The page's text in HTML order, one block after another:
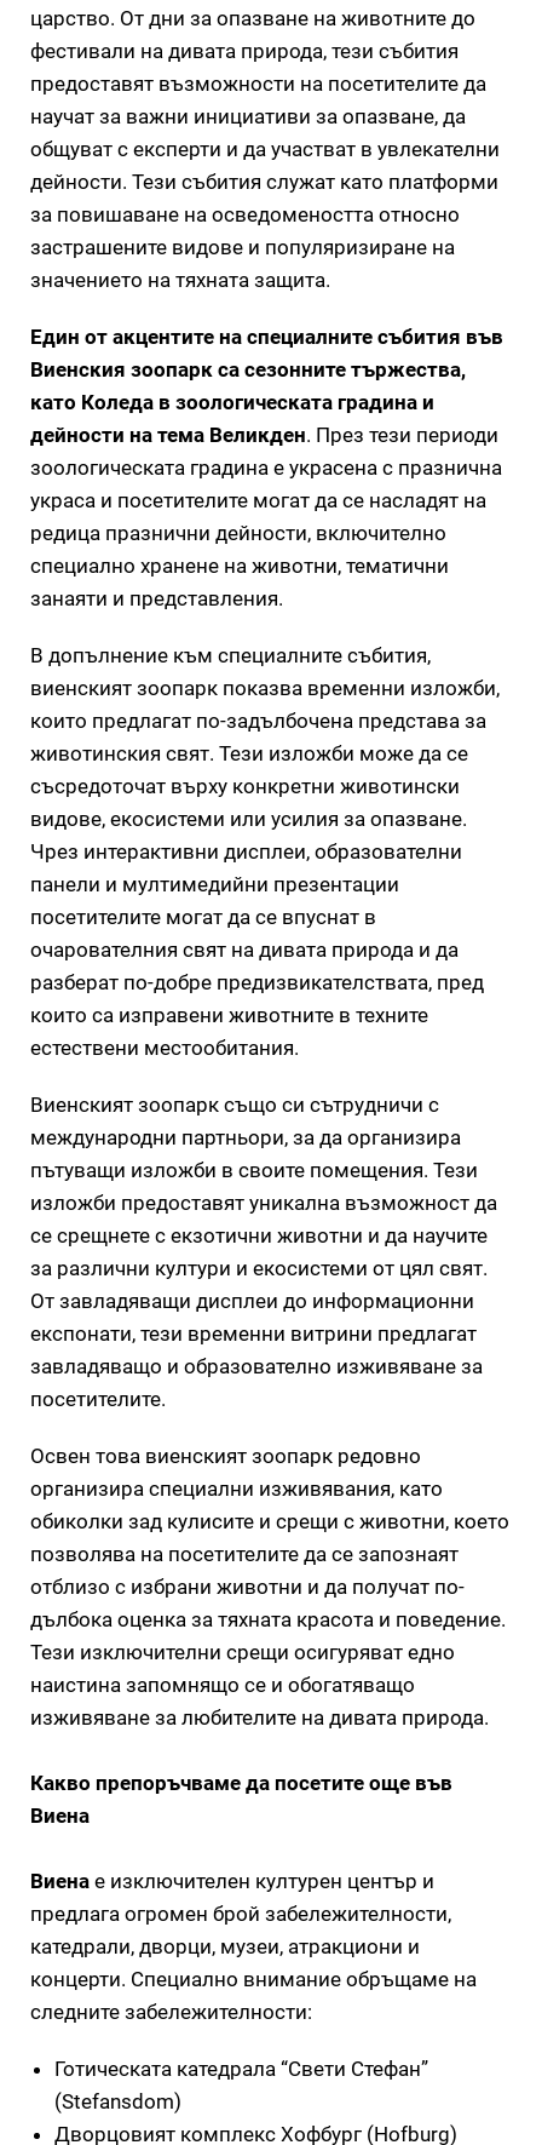
царство. От дни за опазване на животните до
фестивали на дивата природа, тези събития
предоставят възможности на посетителите да
научат за важни инициативи за опазване, да
общуват с експерти и да участват в увлекателни
дейности. Тези събития служат като платформи
за повишаване на осведомеността относно
застрашените видове и популяризиране на
значението на тяхната защита.
Един от акцентите на специалните събития във
Виенския зоопарк са сезонните тържества,
като Коледа в зоологическата градина и
дейности на тема Великден. През тези периоди
зоологическата градина е украсена с празнична
украса и посетителите могат да се насладят на
редица празнични дейности, включително
специално хранене на животни, тематични
занаяти и представления.
В допълнение към специалните събития,
виенският зоопарк показва временни изложби,
които предлагат по-задълбочена представа за
животинския свят. Тези изложби може да се
съсредоточат върху конкретни животински
видове, екосистеми или усилия за опазване.
Чрез интерактивни дисплеи, образователни
панели и мултимедийни презентации
посетителите могат да се впуснат в
очарователния свят на дивата природа и да
разберат по-добре предизвикателствата, пред
които са изправени животните в техните
естествени местообитания.
Виенският зоопарк също си сътрудничи с
международни партньори, за да организира
пътуващи изложби в своите помещения. Тези
изложби предоставят уникална възможност да
се срещнете с екзотични животни и да научите
за различни култури и екосистеми от цял свят.
От завладяващи дисплеи до информационни
експонати, тези временни витрини предлагат
завладяващо и образователно изживяване за
посетителите.
Освен това виенският зоопарк редовно
организира специални изживявания, като
обиколки зад кулисите и срещи с животни, което
позволява на посетителите да се запознаят
отблизо с избрани животни и да получат по-
дълбока оценка за тяхната красота и поведение.
Тези изключителни срещи осигуряват едно
наистина запомнящо се и обогатяващо
изживяване за любителите на дивата природа.
Какво препоръчваме да посетите още във
Виена
Виена е изключителен културен център и
предлага огромен брой забележителности,
катедрали, дворци, музеи, атракциони и
концерти. Специално внимание обръщаме на
следните забележителности:
Готическата катедрала “Свети Стефан”
(Stefansdom)
Дворцовият комплекс Хофбург (Hofburg)